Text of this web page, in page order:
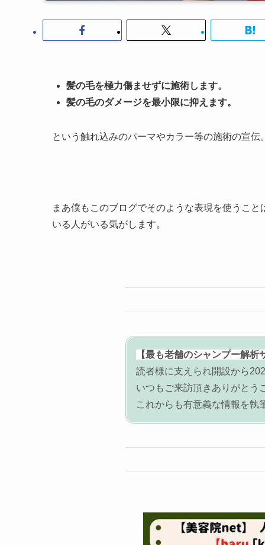
髪の毛を極力傷ませずに施術します。
髪の毛のダメージを最小限に抑えます。
という触れ込みのパーマやカラー等の施術の宣伝
まあ僕もこのブログでそのような表現を使うこ
いる人がいる気がします。
【最も老舗のシャンプー解析
読者様に支えられ開設から
いつもご来訪頂きありがとう
これからも有意義な情報を執